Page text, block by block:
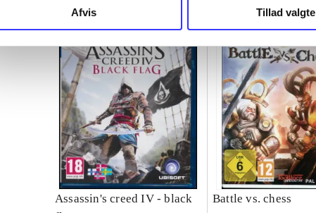
Afvis Tillad valgte
Assassin's creed IV - black
Battle vs. chess